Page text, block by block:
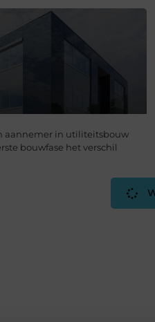
aannemer in utiliteitsbouw
bouwfase het verschil